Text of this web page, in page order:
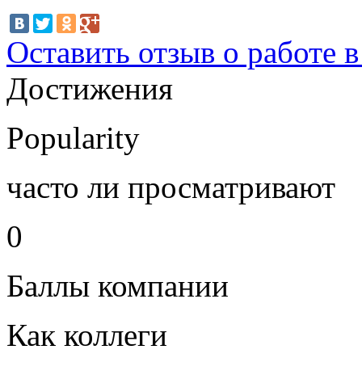
Оставить отзыв о работе
Достижения
Popularity
часто ли просматривают
0
Баллы компании
Как коллеги